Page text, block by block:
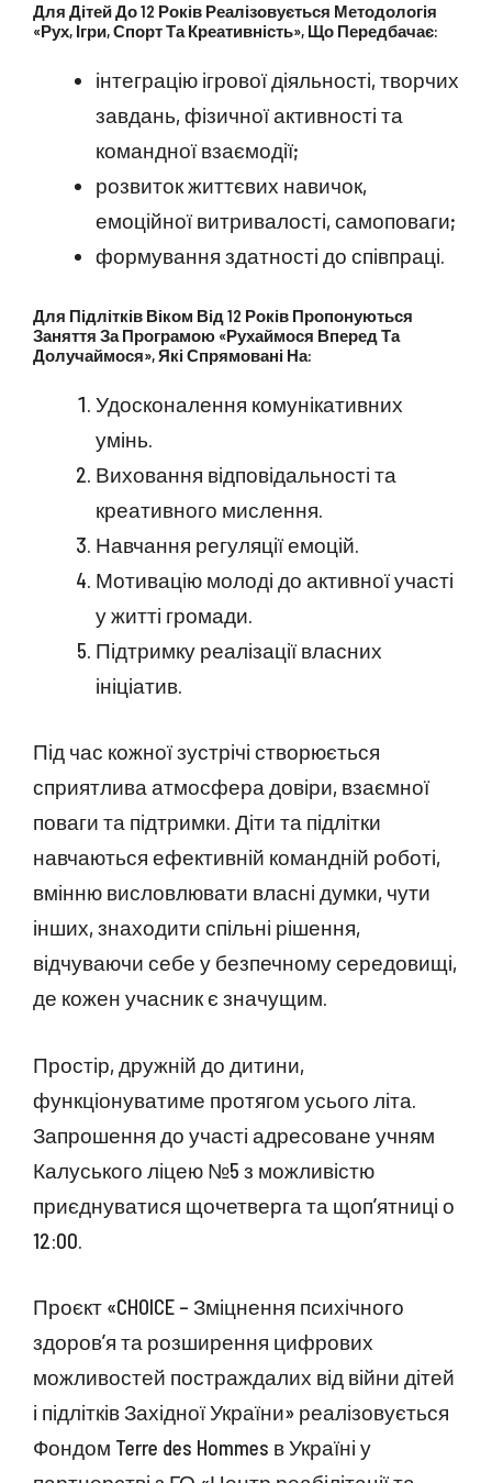
Для Дітей До 12 Років Реалізовується Методологія
«Рух, Ігри, Спорт Та Креативність», Що Передбачає:
інтеграцію ігрової діяльності, творчих
завдань, фізичної активності та
командної взаємодії;
розвиток життєвих навичок,
емоційної витривалості, самоповаги;
формування здатності до співпраці.
Для Підлітків Віком Від 12 Років Пропонуються
Заняття За Програмою «Рухаймося Вперед Та
Долучаймося», Які Спрямовані На:
Удосконалення комунікативних
умінь.
Виховання відповідальності та
креативного мислення.
Навчання регуляції емоцій.
Мотивацію молоді до активної участі
у житті громади.
Підтримку реалізації власних
ініціатив.
Під час кожної зустрічі створюється
сприятлива атмосфера довіри, взаємної
поваги та підтримки. Діти та підлітки
навчаються ефективній командній роботі,
вмінню висловлювати власні думки, чути
інших, знаходити спільні рішення,
відчуваючи себе у безпечному середовищі,
де кожен учасник є значущим.
Простір, дружній до дитини,
функціонуватиме протягом усього літа.
Запрошення до участі адресоване учням
Калуського ліцею №5 з можливістю
приєднуватися щочетверга та щоп’ятниці о
12:00.
Проєкт «CHOICE – Зміцнення психічного
здоров’я та розширення цифрових
можливостей постраждалих від війни дітей
і підлітків Західної України» реалізовується
Фондом Terre des Hommes в Україні у